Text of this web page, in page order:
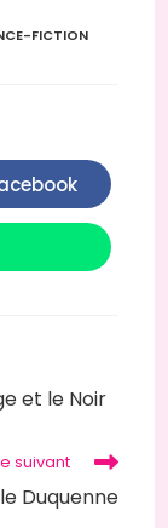
FICTION
Ouvrir
dans
une
et le Noir
suivant
Duquenne